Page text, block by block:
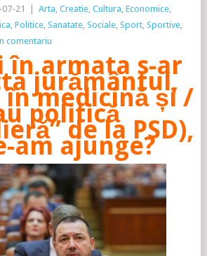
21 Arta, Creatie, Cultura, Economice,
, Politice, Sanatate, Sociale, Sport, Sportive,
comentariu
în armata s-ar
jurământul,
în medicină și /
politică
de la PSD),
am ajunge?